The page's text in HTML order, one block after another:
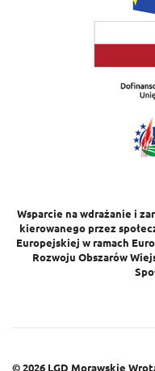
Wsparcie na wdrażanie i
kierowanego przez
Europejskiej w ramach
Rozwoju Obszarów
© 2026 LGD Morawskie